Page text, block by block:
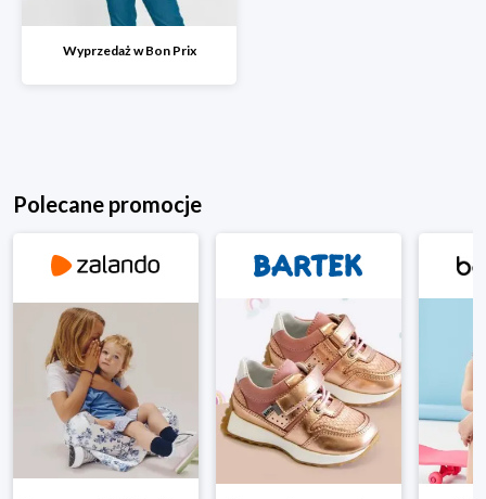
Wyprzedaż w Bon Prix
Polecane promocje